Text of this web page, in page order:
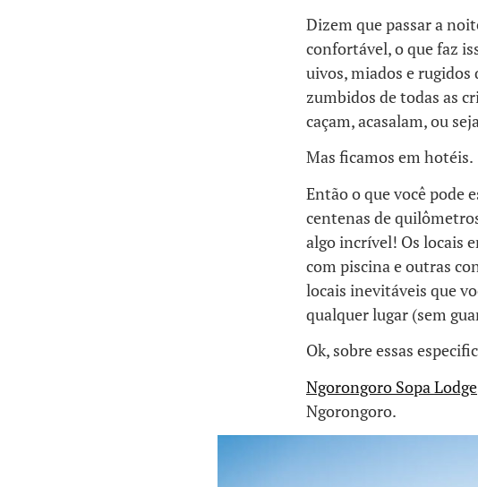
Dizem que passar a
confortável, o que faz
uivos, miados e
zumbidos de todas as
caçam, acasalam, ou
Mas ficamos em hotéis.
Então o que você pode
centenas de
algo incrível! Os locais
com piscina e outras
locais inevitáveis que
qualquer lugar (sem
Ok, sobre essas
Ngorongoro Sopa Lodge
Ngorongoro.